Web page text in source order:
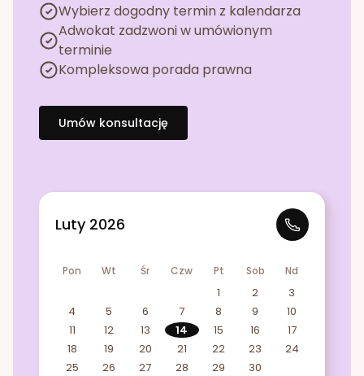
Wybierz dogodny termin z kalendarza
Adwokat zadzwoni w umówionym
terminie
Kompleksowa porada prawna
Umów konsultację
Luty 2026
Pon Wt Śr Czw Pt Sob Nd
1 2
3
4
5 6 7 8 9
10
11
12 13 14 15 16
17
18
19 20 21 22 23
24
25
26 27 28 29 30